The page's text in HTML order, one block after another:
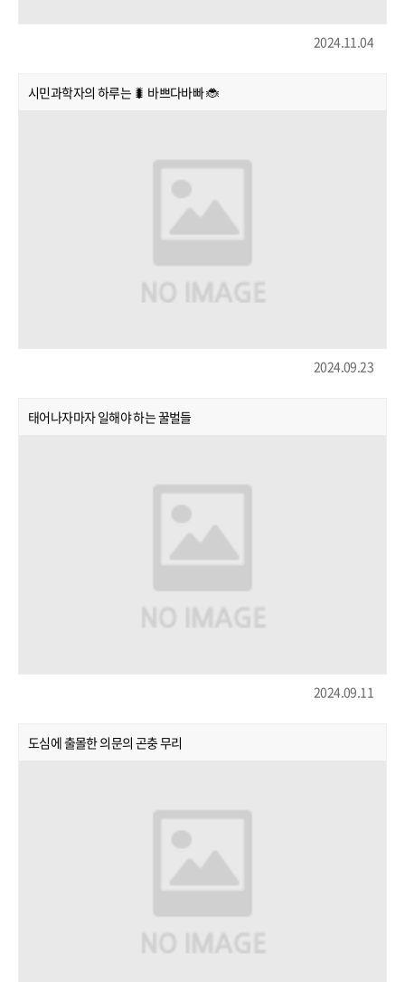
2024.11.04
시민과학자의 하루는 🐛 바쁘다바빠 🐞
2024.09.23
태어나자마자 일해야 하는 꿀벌들
2024.09.11
도심에 출몰한 의문의 곤충 무리